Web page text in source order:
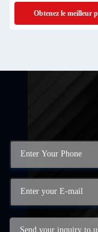
simplex Transcepteur SFP
1310nm/1550nm
Obtenez le meilleur